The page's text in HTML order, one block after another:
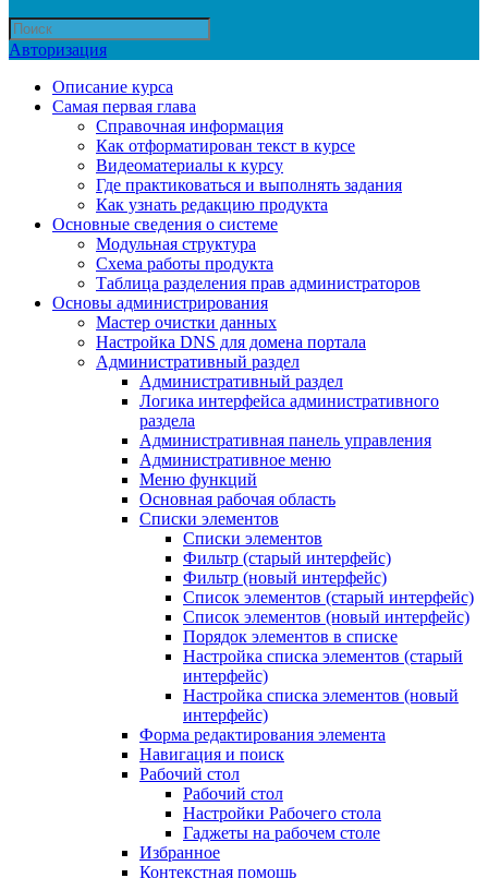
Авторизация
Описание курса
Самая первая глава
Справочная информация
Как отформатирован текст в курсе
Видеоматериалы к курсу
Где практиковаться и выполнять задания
Как узнать редакцию продукта
Основные сведения о системе
Модульная структура
Схема работы продукта
Таблица разделения прав администраторов
Основы администрирования
Мастер очистки данных
Настройка DNS для домена портала
Административный раздел
Административный раздел
Логика интерфейса административного
раздела
Административная панель управления
Административное меню
Меню функций
Основная рабочая область
Списки элементов
Списки элементов
Фильтр (старый интерфейс)
Фильтр (новый интерфейс)
Список элементов (старый интерфейс)
Список элементов (новый интерфейс)
Порядок элементов в списке
Настройка списка элементов (старый
интерфейс)
Настройка списка элементов (новый
интерфейс)
Форма редактирования элемента
Навигация и поиск
Рабочий стол
Рабочий стол
Настройки Рабочего стола
Гаджеты на рабочем столе
Избранное
Контекстная помощь